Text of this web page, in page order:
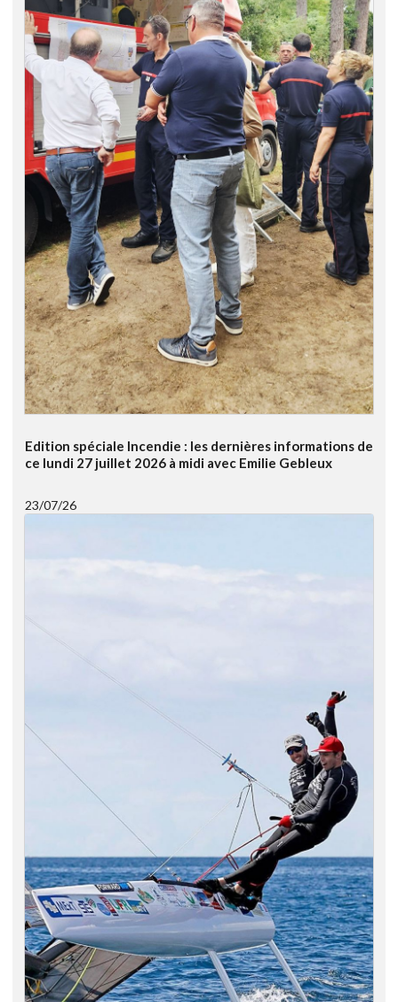
Edition spéciale Incendie : les dernières informations de
ce lundi 27 juillet 2026 à midi avec Emilie Gebleux
23/07/26